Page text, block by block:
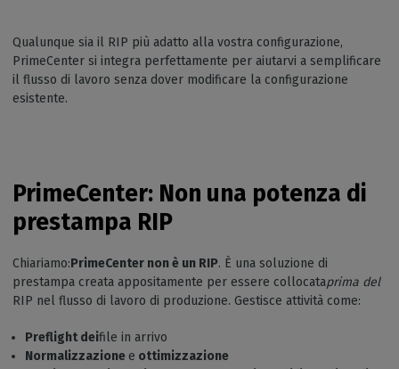
Qualunque sia il RIP più adatto alla vostra configurazione,
PrimeCenter si integra perfettamente per aiutarvi a semplificare
il flusso di lavoro senza dover modificare la configurazione
esistente.
PrimeCenter: Non una potenza di
prestampa RIP
Chiariamo:PrimeCenter non è un RIP. È una soluzione di
prestampa creata appositamente per essere collocataprima del
RIP nel flusso di lavoro di produzione. Gestisce attività come:
Preflight deifile in arrivo
Normalizzazionee ottimizzazione